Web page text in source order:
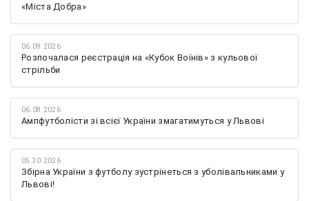
«Міста Добра»
06.09.2026
Розпочалася реєстрація на «Кубок Воїнів» з кульової
стрільби
06.08.2026
Ампфутболісти зі всієї України змагатимуться у Львові
05.30.2026
Збірна України з футболу зустрінеться з уболівальниками у
Львові!